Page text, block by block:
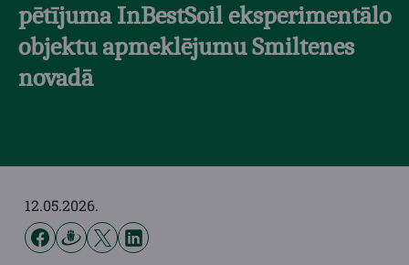
pētījuma InBestSoil eksperimentālo
objektu apmeklējumu Smiltenes
novadā
12.05.2026.